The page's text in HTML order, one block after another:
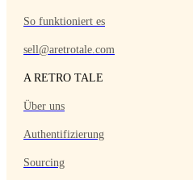
So funktioniert es
sell@aretrotale.com
A RETRO TALE
Über uns
Authentifizierung
Sourcing